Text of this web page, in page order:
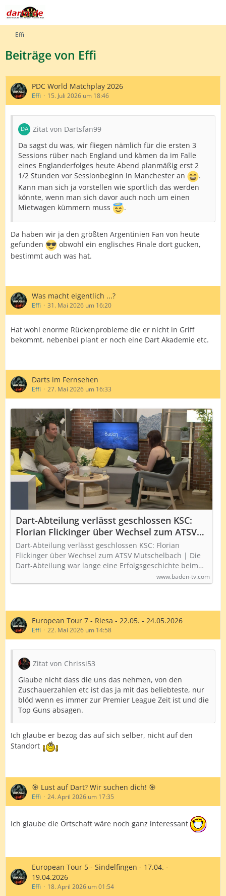
Effi
Beiträge von Effi
PDC World Matchplay 2026
Effi 15. Juli 2026 um 18:46
Zitat von Dartsfan99
Da sagst du was, wir fliegen nämlich für die ersten 3
Sessions rüber nach England und kämen da im Falle
eines Englanderfolges heute Abend planmäßig erst 2
1/2 Stunden vor Sessionbeginn in Manchester an
.
Kann man sich ja vorstellen wie sportlich das werden
könnte, wenn man sich davor auch noch um einen
Mietwagen kümmern muss
.
Da haben wir ja den größten Argentinien Fan von heute
gefunden
obwohl ein englisches Finale dort gucken,
bestimmt auch was hat.
Was macht eigentlich ...?
Effi 31. Mai 2026 um 16:20
Hat wohl enorme Rückenprobleme die er nicht in Griff
bekommt, nebenbei plant er noch eine Dart Akademie etc.
Darts im Fernsehen
Effi 27. Mai 2026 um 16:33
Dart-Abteilung verlässt geschlossen KSC:
Florian Flickinger über Wechsel zum ATSV
Mutschelbach
Dart-Abteilung verlässt geschlossen KSC: Florian
Flickinger über Wechsel zum ATSV Mutschelbach | Die
Dart-Abteilung war lange eine Erfolgsgeschichte beim…
www.baden-tv.com
European Tour 7 - Riesa - 22.05. - 24.05.2026
Effi 22. Mai 2026 um 14:58
Zitat von Chrissi53
Glaube nicht dass die uns das nehmen, von den
Zuschauerzahlen etc ist das ja mit das beliebteste, nur
blöd wenn es immer zur Premier League Zeit ist und die
Top Guns absagen.
Ich glaube er bezog das auf sich selber, nicht auf den
Standort
🎯 Lust auf Dart? Wir suchen dich! 🎯
Effi 24. April 2026 um 17:35
Ich glaube die Ortschaft wäre noch ganz interessant
European Tour 5 - Sindelfingen - 17.04. -
19.04.2026
Effi 18. April 2026 um 01:54